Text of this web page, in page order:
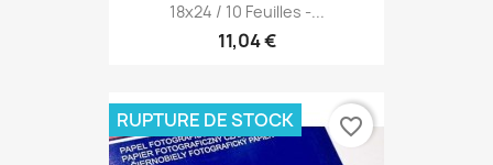
18x24 / 10 Feuilles -...
11,04 €
RUPTURE DE STOCK favorite_border